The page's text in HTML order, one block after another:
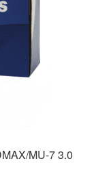
MU-7 3.0